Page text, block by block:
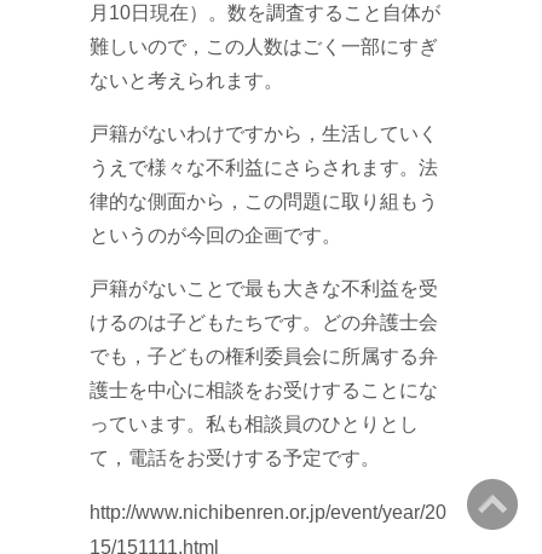
月10日現在）。数を調査すること自体が
難しいので，この人数はごく一部にすぎ
ないと考えられます。
戸籍がないわけですから，生活していく
うえで様々な不利益にさらされます。法
律的な側面から，この問題に取り組もう
というのが今回の企画です。
戸籍がないことで最も大きな不利益を受
けるのは子どもたちです。どの弁護士会
でも，子どもの権利委員会に所属する弁
護士を中心に相談をお受けすることにな
っています。私も相談員のひとりとし
て，電話をお受けする予定です。
http://www.nichibenren.or.jp/event/year/20
15/151111.html